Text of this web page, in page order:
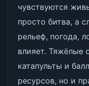
чувствуются
просто битва, а
рельеф, погода,
влияет. Тяжёлые
катапульты и
ресурсов, но и